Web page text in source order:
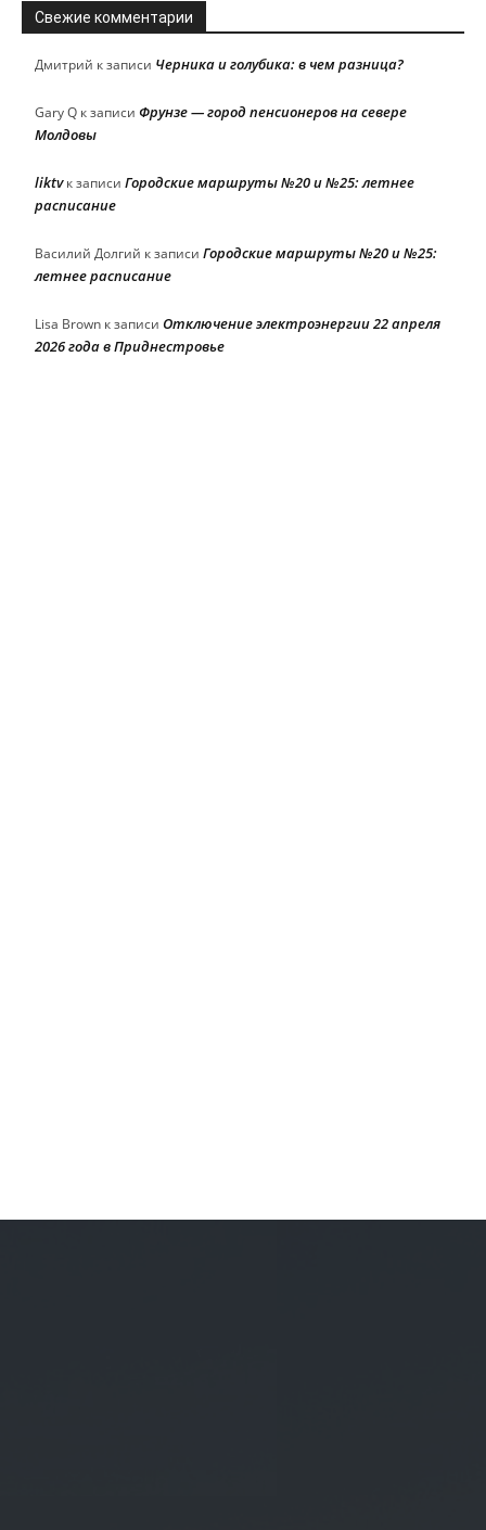
Свежие комментарии
Дмитрий к записи Черника и голубика: в чем разница?
Gary Q к записи Фрунзе — город пенсионеров на севере
Молдовы
liktvк записи Городские маршруты №20 и №25: летнее
расписание
Василий Долгий к записи Городские маршруты №20 и №25:
летнее расписание
Lisa Brown к записи Отключение электроэнергии 22 апреля
2026 года в Приднестровье